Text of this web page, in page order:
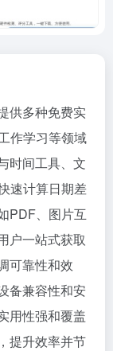
供多种免费实
作学习等领域
间工具、 文
速计算日期差
PDF、图片互
户一站式获取
可靠性和效
备兼容性和安
用性强和覆盖
提升效率并节